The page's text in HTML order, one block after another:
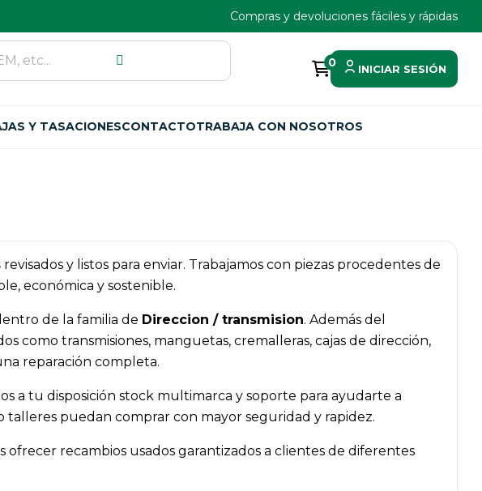
Compras y devoluciones fáciles y rápidas
0 INICIAR SESIÓN
Y TASACIONESCONTACTOTRABAJA CON NOSOTROS
revisados y listos para enviar. Trabajamos con piezas procedentes de
económica y sostenible.
de la familia de Direccion / transmision. Además del
como transmisiones, manguetas, cremalleras, cajas de dirección,
reparación completa.
a tu disposición stock multimarca y soporte para ayudarte a
puedan comprar con mayor seguridad y rapidez.
ofrecer recambios usados garantizados a clientes de diferentes